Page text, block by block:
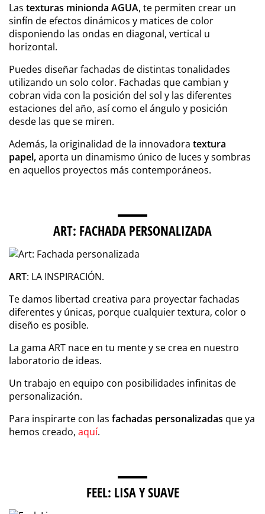
Las texturas minionda AGUA, te permiten crear un
sinfín de efectos dinámicos y matices de color
disponiendo las ondas en diagonal, vertical u
horizontal.
Puedes diseñar fachadas de distintas tonalidades
utilizando un solo color. Fachadas que cambian y
cobran vida con la posición del sol y las diferentes
estaciones del año, así como el ángulo y posición
desde las que se miren.
Además, la originalidad de la innovadora textura
papel,aporta un dinamismo único de luces y sombras
en aquellos proyectos más contemporáneos.
ART: FACHADA PERSONALIZADA
ART: LA INSPIRACIÓN.
Te damos libertad creativa para proyectar fachadas
diferentes y únicas, porque cualquier textura, color o
diseño es posible.
La gama ART nace en tu mente y se crea en nuestro
laboratorio de ideas.
Un trabajo en equipo con posibilidades infinitas de
personalización.
Para inspirarte con las fachadas personalizadas que ya
hemos creado, aquí.
FEEL: LISA Y SUAVE